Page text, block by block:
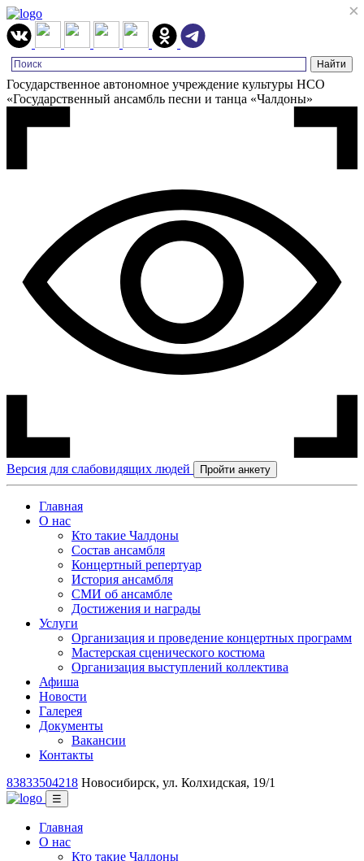
Государственное автономное учреждение культуры НСО
«Государственный ансамбль песни и танца «Чалдоны»
Версия для слабовидящих людей Пройти анкету
Главная
О нас
Кто такие Чалдоны
Состав ансамбля
Концертный репертуар
История ансамбля
СМИ об ансамбле
Достижения и награды
Услуги
Организация и проведение концертных программ
Мастерская сценического костюма
Организация выступлений коллектива
Афиша
Новости
Галерея
Документы
Вакансии
Контакты
83833504218 Новосибирск, ул. Колхидская, 19/1
☰
Главная
О нас
Кто такие Чалдоны
×
×